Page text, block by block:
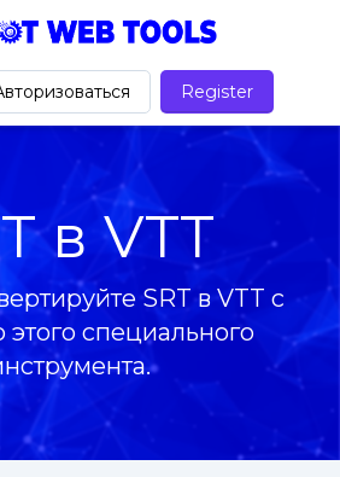
Register
в VTT
SRT в VTT с
специального